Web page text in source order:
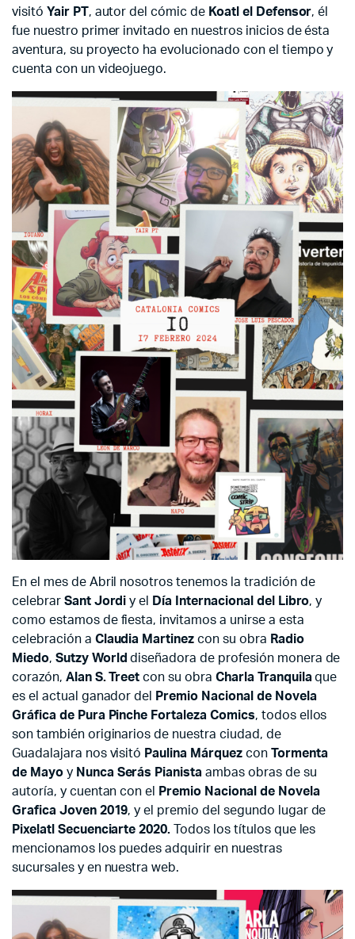
visitó Yair PT, autor del cómic de Koatl el Defensor, él
fue nuestro primer invitado en nuestros inicios de ésta
aventura, su proyecto ha evolucionado con el tiempo y
cuenta con un videojuego.
En el mes de Abril nosotros tenemos la tradición de
celebrar Sant Jordi y el Día Internacional del Libro, y
como estamos de fiesta, invitamos a unirse a esta
celebración a Claudia Martinez con su obra Radio
Miedo, Sutzy World diseñadora de profesión monera de
corazón, Alan S. Treet con su obra Charla Tranquila que
es el actual ganador del
Premio Nacional de Novela
Gráfica de Pura Pinche Fortaleza Comics, todos ellos
son también originarios de nuestra ciudad, de
Guadalajara nos visitó Paulina MárquezconTormenta
de Mayoy Nunca Serás Pianista ambas obras de su
autoría, y cuentan con el
Premio Nacional de Novela
Grafica Joven 2019, y el premio del segundo lugar de
Pixelatl Secuenciarte 2020.
Todos los títulos que les
mencionamos los puedes adquirir en nuestras
sucursales y en nuestra web.